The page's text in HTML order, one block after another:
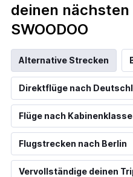
deinen
SWOODOO
Alternative Strecken
Direktflüge nach
Flüge nach Kabinenklasse
Flugstrecken nach Berlin
Vervollständige deinen